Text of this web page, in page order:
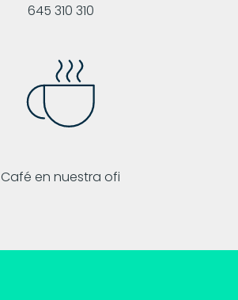
645 310 310
Café en nuestra ofi